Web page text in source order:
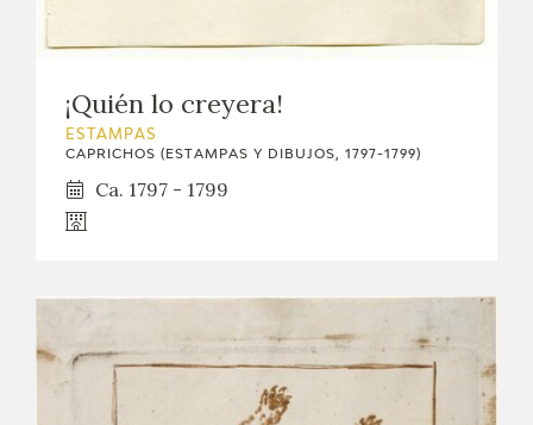
¡Quién lo creyera!
ESTAMPAS
CAPRICHOS (ESTAMPAS Y DIBUJOS, 1797-1799)
Ca. 1797 - 1799